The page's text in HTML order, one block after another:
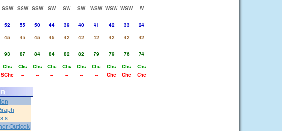
SSW SSW SSW SW SW SW WSW WSW WSW
W
52 55 50 44 39 40 41 42 33
24
45 45 45 45 42 42 42 42 42
42
93 87 84 84 82 82 79 79 76
74
Chc Chc Chc Chc Chc Chc Chc Chc Chc
Chc
SChc -- -- -- -- -- -- Chc Chc Chc
Outlook